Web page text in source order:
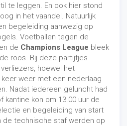
te leggen. En ook hier stond
in het vaandel. Natuurlijk
begeleiding aanwezig op
Voetballen tegen de
de Champions League bleek
roos. Bij deze partijtjes
hoewel het
weer met een nederlaag
Nadat iedereen geluncht had
kantine kon om 13.00 uur de
en begeleiding van start
de technische staf werden op